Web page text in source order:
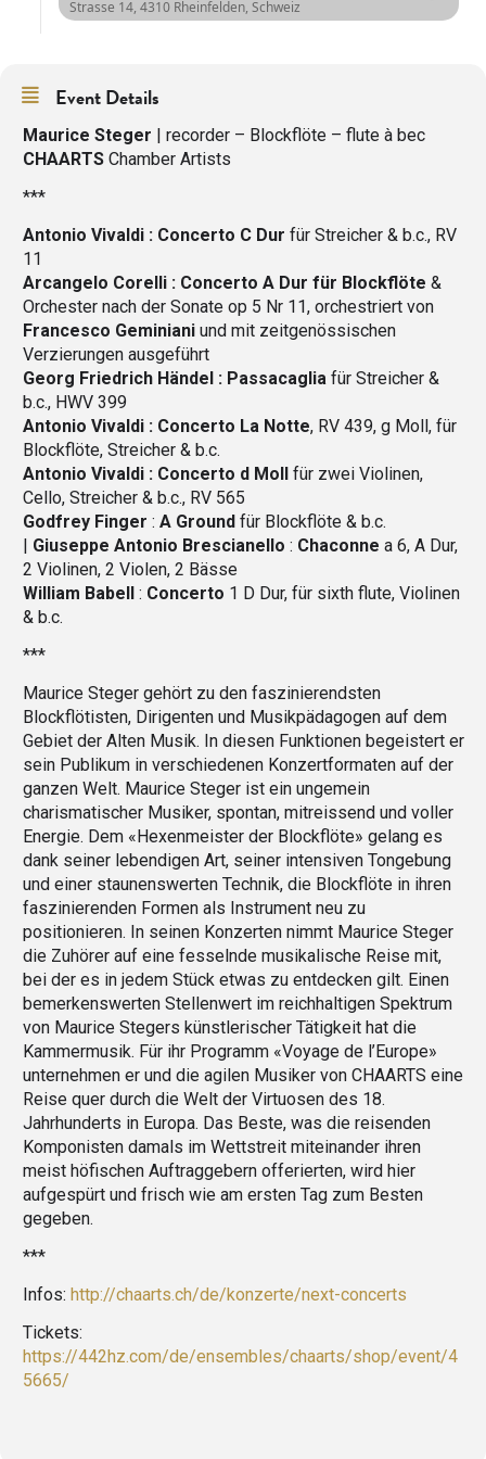
Strasse 14, 4310 Rheinfelden, Schweiz
Event Details
Maurice Steger | recorder – Blockflöte – flute à bec
CHAARTS Chamber Artists
***
Antonio Vivaldi : Concerto C Dur für Streicher & b.c., RV
11
Arcangelo Corelli : Concerto A Dur für Blockflöte &
Orchester nach der Sonate op 5 Nr 11, orchestriert von
Francesco Geminiani und mit zeitgenössischen
Verzierungen ausgeführt
Georg Friedrich Händel : Passacaglia für Streicher &
b.c., HWV 399
Antonio Vivaldi : Concerto La Notte, RV 439, g Moll, für
Blockflöte, Streicher & b.c.
Antonio Vivaldi : Concerto d Moll für zwei Violinen,
Cello, Streicher & b.c., RV 565
Godfrey Finger : A Ground für Blockflöte & b.c.
| Giuseppe Antonio Brescianello : Chaconne a 6, A Dur,
2 Violinen, 2 Violen, 2 Bässe
William Babell : Concerto 1 D Dur, für sixth flute, Violinen
& b.c.
***
Maurice Steger gehört zu den faszinierendsten
Blockflötisten, Dirigenten und Musikpädagogen auf dem
Gebiet der Alten Musik. In diesen Funktionen begeistert er
sein Publikum in verschiedenen Konzertformaten auf der
ganzen Welt. Maurice Steger ist ein ungemein
charismatischer Musiker, spontan, mitreissend und voller
Energie. Dem «Hexenmeister der Blockflöte» gelang es
dank seiner lebendigen Art, seiner intensiven Tongebung
und einer staunenswerten Technik, die Blockflöte in ihren
faszinierenden Formen als Instrument neu zu
positionieren. In seinen Konzerten nimmt Maurice Steger
die Zuhörer auf eine fesselnde musikalische Reise mit,
bei der es in jedem Stück etwas zu entdecken gilt. Einen
bemerkenswerten Stellenwert im reichhaltigen Spektrum
von Maurice Stegers künstlerischer Tätigkeit hat die
Kammermusik. Für ihr Programm «Voyage de l’Europe»
unternehmen er und die agilen Musiker von CHAARTS eine
Reise quer durch die Welt der Virtuosen des 18.
Jahrhunderts in Europa. Das Beste, was die reisenden
Komponisten damals im Wettstreit miteinander ihren
meist höfischen Auftraggebern offerierten, wird hier
aufgespürt und frisch wie am ersten Tag zum Besten
gegeben.
***
Infos: http://chaarts.ch/de/konzerte/next-concerts
Tickets:
https://442hz.com/de/ensembles/chaarts/shop/event/4
5665/